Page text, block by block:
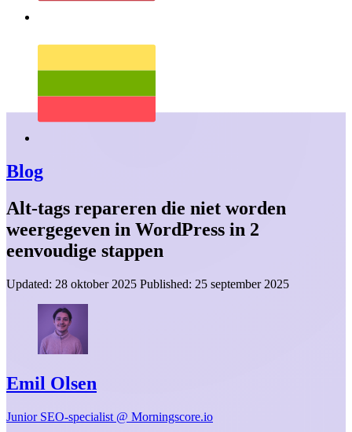
Blog
Alt-tags repareren die niet worden
weergegeven in WordPress in 2
eenvoudige stappen
Updated: 28 oktober 2025 Published: 25 september 2025
Emil Olsen
Junior SEO-specialist @ Morningscore.io